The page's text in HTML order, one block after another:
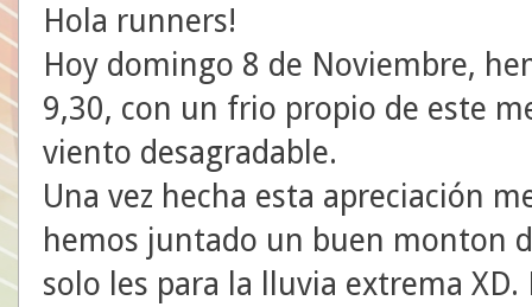
Hola runners!
Hoy domingo 8 de Noviembre,
9,30, con un frio propio de este
viento desagradable.
Una vez hecha esta apreciación
hemos juntado un buen monton
solo les para la lluvia extrema